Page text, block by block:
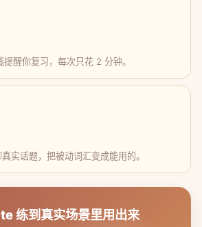
醒你复习，每次只花 2 分钟。
实话题，把被动词汇变成能用的。
练到真实场景里用出来